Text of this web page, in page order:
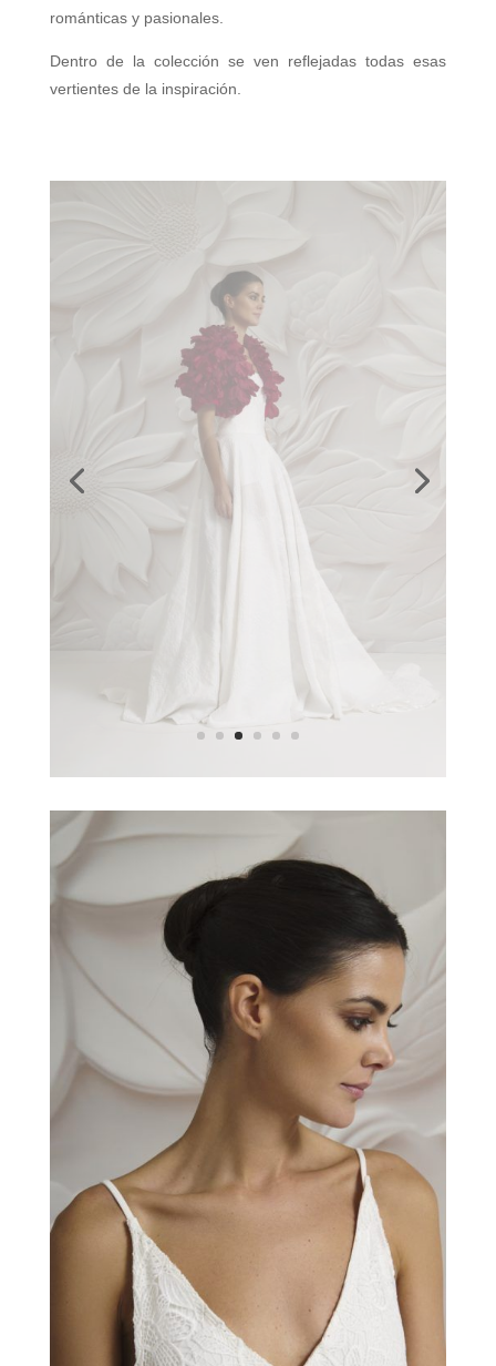
románticas y pasionales.
Dentro de la colección se ven reflejadas todas esas
vertientes de la inspiración.